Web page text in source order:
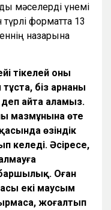
мәселерді үнемі
форматта 13
назарына
тікелей оның
біз арнаның
деп айта аламыз.
мазмұнына өте
өзіндік
келеді. Әсіресе,
Оған
екі маусым
жоғалтып